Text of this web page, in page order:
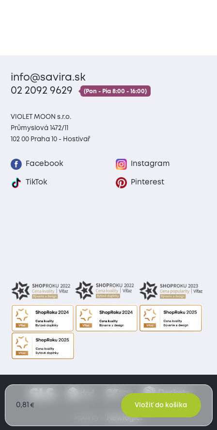
0,81 € Vložiť do košíka
info@savira.sk
02 2092 9629
(Pon - Pia 8:00 - 16:00)
VIOLET MOON s.r.o.
Průmyslová 1472/11
102 00 Praha 10 - Hostivař
Facebook Instagram
TikTok Pinterest